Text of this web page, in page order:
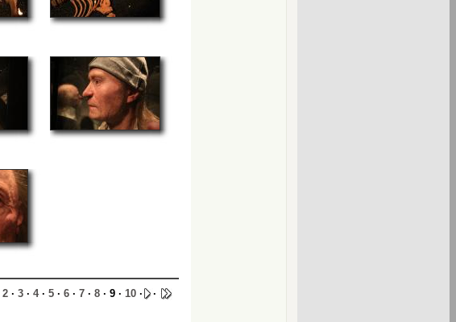
2· 3· 4· 5· 6· 7· 8· 9 · 10· ·